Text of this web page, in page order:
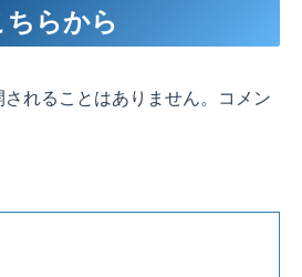
らから
されることはありません。コメン